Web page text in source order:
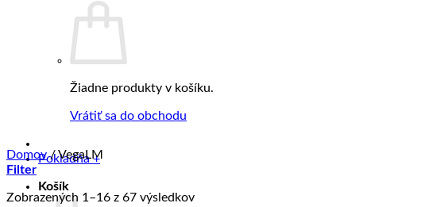
Žiadne produkty v košíku.
Vrátiť sa do obchodu
Pokladňa +
Košík
Domov /VegaLM
Filter
Zobrazených 1–16 z 67 výsledkovZoradené